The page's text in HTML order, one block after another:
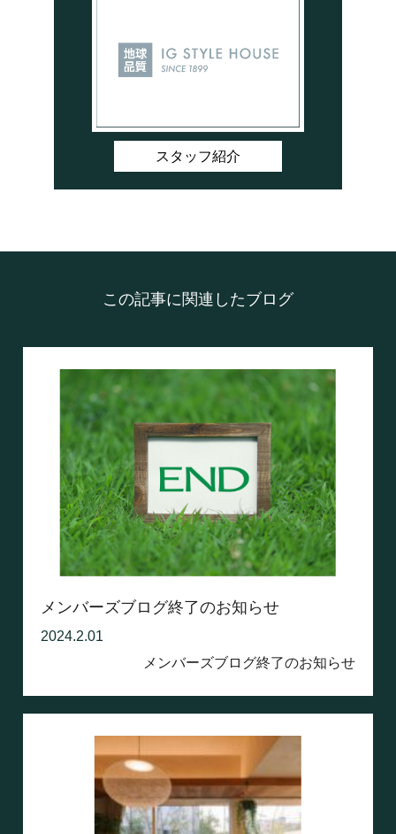
スタッフ紹介
この記事に関連したブログ
メンバーズブログ終了のお知らせ
2024.2.01
メンバーズブログ終了のお知らせ